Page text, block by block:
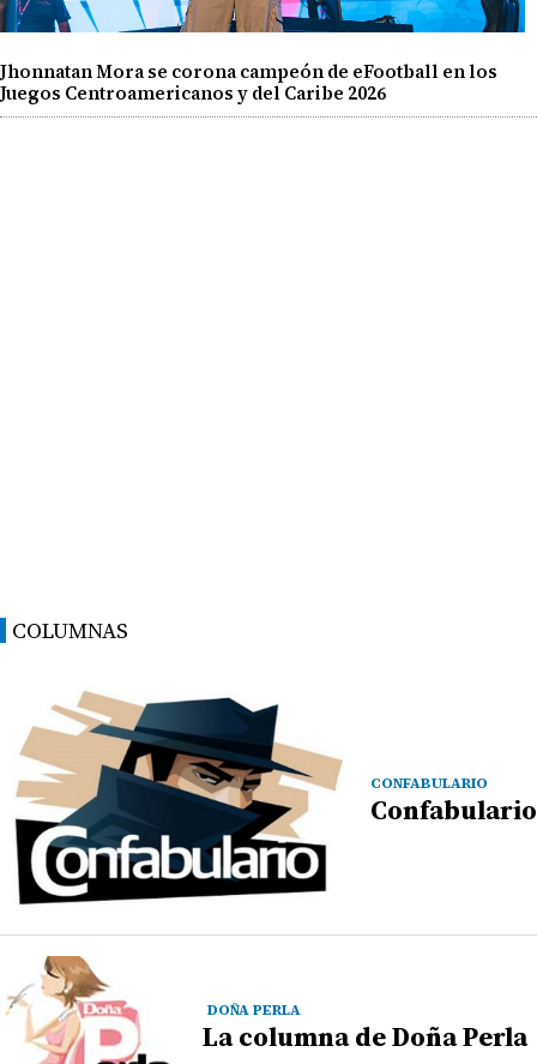
Jhonnatan Mora se corona campeón de eFootball en los
Juegos Centroamericanos y del Caribe 2026
COLUMNAS
CONFABULARIO
Confabulario
DOÑA PERLA
La columna de Doña Perla